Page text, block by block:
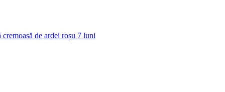
cremoasă de ardei roșu 7 luni